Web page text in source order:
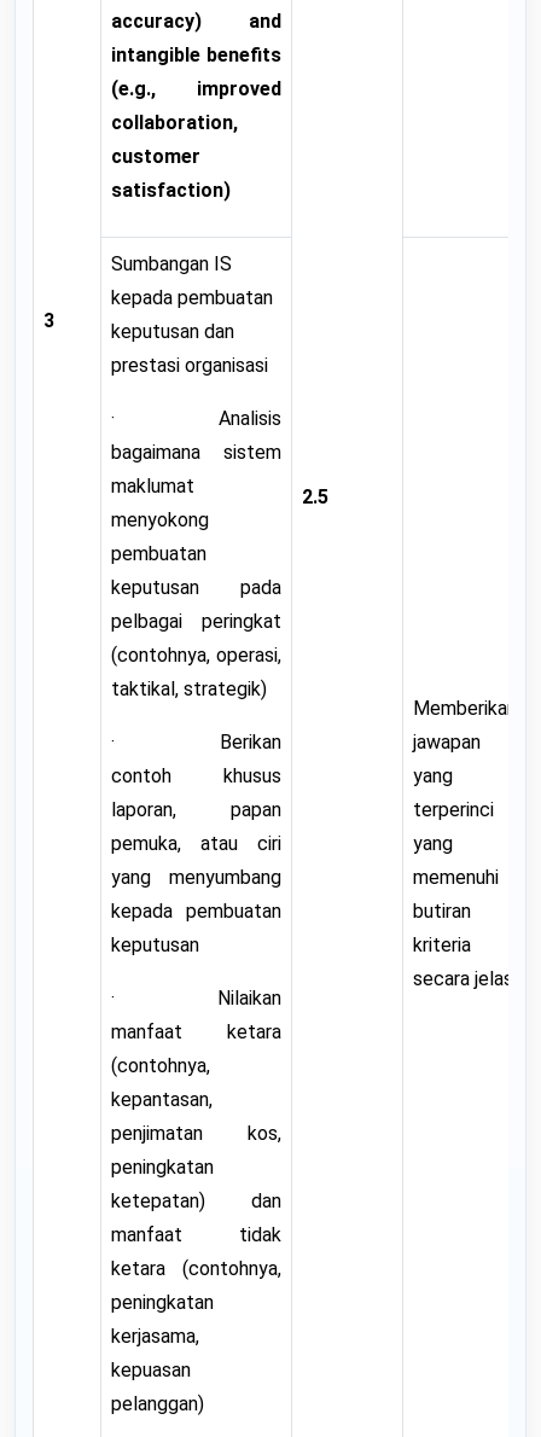
3
accuracy) and
intangible benefits
(e.g., improved
collaboration,
customer
satisfaction)
2.5
Sumbangan IS
kepada pembuatan
keputusan dan
prestasi organisasi
· Analisis
bagaimana sistem
maklumat
menyokong
pembuatan
keputusan pada
pelbagai peringkat
(contohnya, operasi,
taktikal, strategik)
· Berikan
contoh khusus
laporan, papan
pemuka, atau ciri
yang menyumbang
kepada pembuatan
keputusan
· Nilaikan
manfaat ketara
(contohnya,
kepantasan,
penjimatan kos,
peningkatan
ketepatan) dan
manfaat tidak
ketara (contohnya,
peningkatan
kerjasama,
kepuasan
pelanggan)
Memberikan
jawapan
yang
terperinci
yang
memenuhi
butiran
kriteria
secara jelas.